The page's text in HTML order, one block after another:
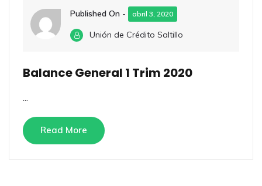
Published On - abril 3, 2020
Unión de Crédito Saltillo
Balance General 1 Trim 2020
...
Read More